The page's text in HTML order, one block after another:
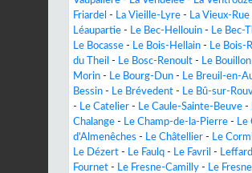
Friardel - La Vieille-Lyre - La Vieux-Rue
Léaupartie - Le Bec-Hellouin - Le Bec-
Le Bocasse - Le Bois-Hellain - Le Bois-
du Theil - Le Bosc-Renoult - Le Bouillon
Morin - Le Bourg-Dun - Le Breuil-en-
Bessin - Le Brévedent - Le Bû-sur-
- Le Catelier - Le Caule-Sainte-Beuve -
Chalange - Le Champ-de-la-Pierre - Le
d'Almenêches - Le Châtellier - Le
Le Dézert - Le Faulq - Le Favril - Leffard
Fournet - Le Fresne-Camilly - Le